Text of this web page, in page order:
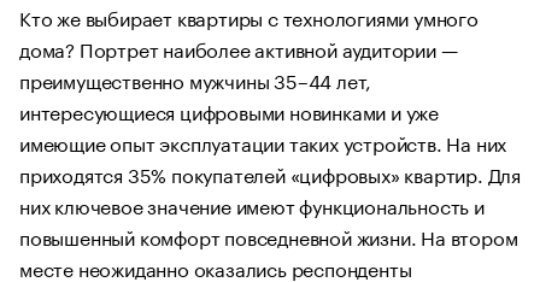
Кто же выбирает квартиры с технологиями умного
дома? Портрет наиболее активной аудитории —
преимущественно мужчины 35–44 лет,
интересующиеся цифровыми новинками и уже
имеющие опыт эксплуатации таких устройств. На них
приходятся 35% покупателей «цифровых» квартир. Для
них ключевое значение имеют функциональность и
повышенный комфорт повседневной жизни. На втором
месте неожиданно оказались респонденты